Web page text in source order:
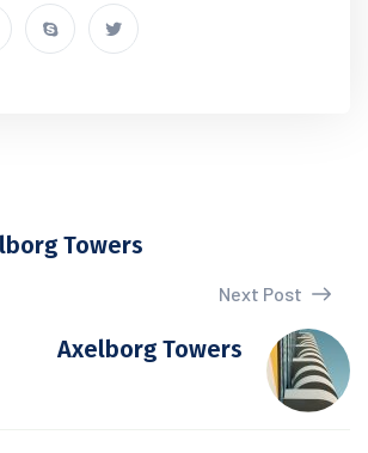
Towers
Next Post
Axelborg Towers